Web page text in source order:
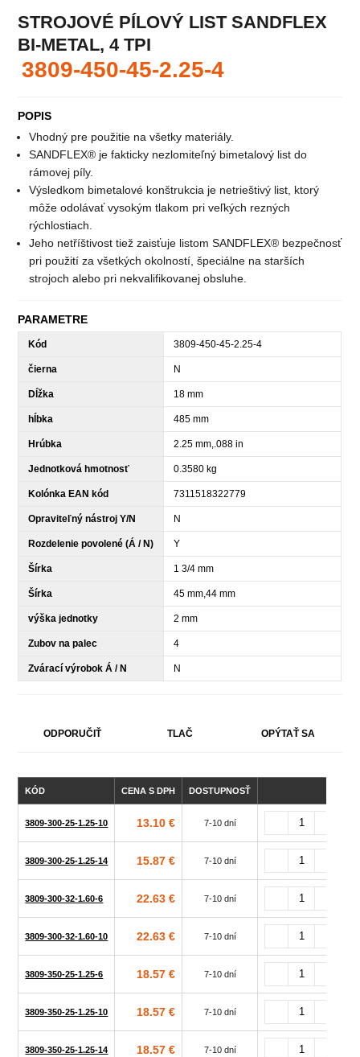
STROJOVÉ PÍLOVÝ LIST SANDFLEX
BI-METAL, 4 TPI
3809-450-45-2.25-4
POPIS
Vhodný pre použitie na všetky materiály.
SANDFLEX® je fakticky nezlomiteľný bimetalový list do
rámovej píly.
Výsledkom bimetalové konštrukcia je netrieštivý list, ktorý
môže odolávať vysokým tlakom pri veľkých rezných
rýchlostiach.
Jeho netříštivost tiež zaisťuje listom SANDFLEX® bezpečnosť
pri použití za všetkých okolností, špeciálne na starších
strojoch alebo pri nekvalifikovanej obsluhe.
PARAMETRE
Kód 3809-450-45-2.25-4
čierna N
Dĺžka 18 mm
hĺbka 485 mm
Hrúbka 2.25 mm,.088 in
Jednotková hmotnosť 0.3580 kg
Kolónka EAN kód 7311518322779
Opraviteľný nástroj Y/N N
Rozdelenie povolené (Á / N) Y
Šírka 1 3/4 mm
Šírka 45 mm,44 mm
výška jednotky 2 mm
Zubov na palec 4
Zvárací výrobok Á / N N
ODPORUČIŤ TLAČ OPÝTAŤ SA
KÓD CENA S DPH DOSTUPNOSŤ
3809-300-25-1.25-10 13.10 € 7-10 dní
3809-300-25-1.25-14 15.87 € 7-10 dní
3809-300-32-1.60-6 22.63 € 7-10 dní
3809-300-32-1.60-10 22.63 € 7-10 dní
3809-350-25-1.25-6 18.57 € 7-10 dní
3809-350-25-1.25-10 18.57 € 7-10 dní
3809-350-25-1.25-14 18.57 € 7-10 dní